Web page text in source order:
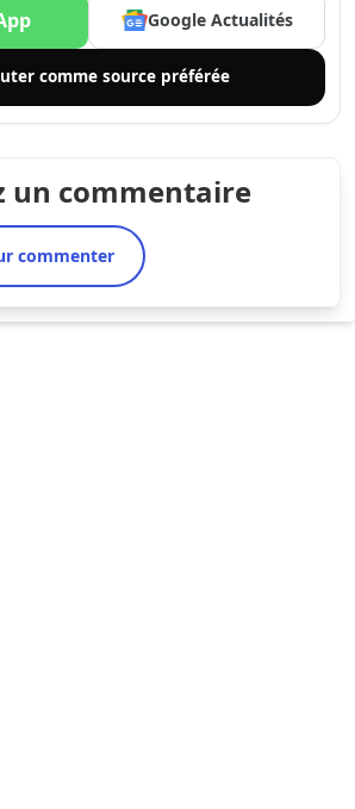
Google Actualités
comme source préférée
un commentaire
commenter